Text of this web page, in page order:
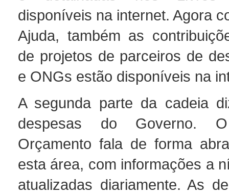
disponíveis na internet. Agora
Ajuda, também as
de projetos de parceiros de
e ONGs estão disponíveis na
A segunda parte da cadeia
despesas do Governo.
Orçamento fala de forma
esta área, com informações a
atualizadas diariamente. As